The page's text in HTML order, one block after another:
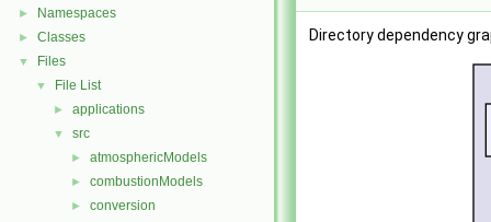
► Namespaces
► Classes
▼ Files
▼ File List
► applications
▼ src
► atmosphericModels
► combustionModels
► conversion
Directory dependency